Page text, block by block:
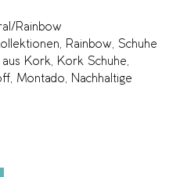
Rainbow
Rainbow
Schuhe
aus Kork Kork Schuhe
Montado
Nachhaltige